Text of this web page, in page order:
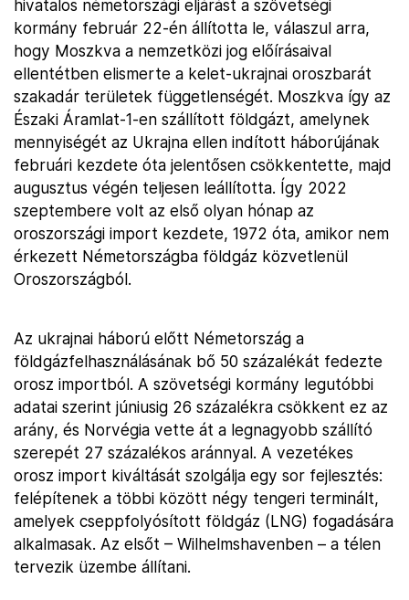
hivatalos németországi eljárást a szövetségi
kormány február 22-én állította le, válaszul arra,
hogy Moszkva a nemzetközi jog előírásaival
ellentétben elismerte a kelet-ukrajnai oroszbarát
szakadár területek függetlenségét. Moszkva így az
Északi Áramlat-1-en szállított földgázt, amelynek
mennyiségét az Ukrajna ellen indított háborújának
februári kezdete óta jelentősen csökkentette, majd
augusztus végén teljesen leállította. Így 2022
szeptembere volt az első olyan hónap az
oroszországi import kezdete, 1972 óta, amikor nem
érkezett Németországba földgáz közvetlenül
Oroszországból.
Az ukrajnai háború előtt Németország a
földgázfelhasználásának bő 50 százalékát fedezte
orosz importból. A szövetségi kormány legutóbbi
adatai szerint júniusig 26 százalékra csökkent ez az
arány, és Norvégia vette át a legnagyobb szállító
szerepét 27 százalékos aránnyal. A vezetékes
orosz import kiváltását szolgálja egy sor fejlesztés:
felépítenek a többi között négy tengeri terminált,
amelyek cseppfolyósított földgáz (LNG) fogadására
alkalmasak. Az elsőt – Wilhelmshavenben – a télen
tervezik üzembe állítani.